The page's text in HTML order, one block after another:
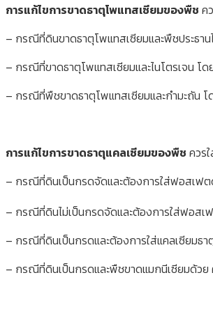
การแก้ไขการขาดธาตุโพแทสเซียมของพืช ค
– กรณีที่ดินขาดธาตุโพแทสเซียมและพืชประธา
– กรณีที่ขาดธาตุโพแทสเซียมและไนโตรเจน โ
– กรณีที่พืชขาดธาตุโพแทสเซียมและกำมะถัน
การแก้ไขการขาดธาตุแคลเซียมของพืช ควร
– กรณีที่ดินเป็นกรดจัดและต้องการใส่ฟอสเฟ
– กรณีที่ดินไม่เป็นกรดจัดและต้องการใส่ฟอสเ
– กรณีที่ดินเป็นกรดและต้องการใส่แคลเซียมธา
– กรณีที่ดินเป็นกรดและพืชขาดแมกนีเซียมด้วย